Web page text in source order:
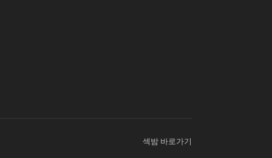
섹밤 바로가기